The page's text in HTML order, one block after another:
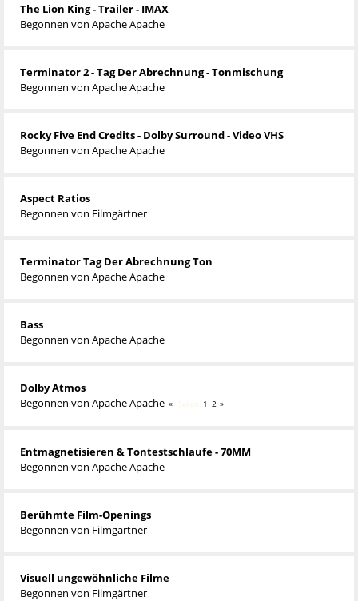
The Lion King - Trailer - IMAX
Begonnen von Apache Apache
Terminator 2 - Tag Der Abrechnung - Tonmischung
Begonnen von Apache Apache
Rocky Five End Credits - Dolby Surround - Video VHS
Begonnen von Apache Apache
Aspect Ratios
Begonnen von Filmgärtner
Terminator Tag Der Abrechnung Ton
Begonnen von Apache Apache
Bass
Begonnen von Apache Apache
Dolby Atmos
Begonnen von Apache Apache Seiten 1 2
Entmagnetisieren & Tontestschlaufe - 70MM
Begonnen von Apache Apache
Berühmte Film-Openings
Begonnen von Filmgärtner
Visuell ungewöhnliche Filme
Begonnen von Filmgärtner